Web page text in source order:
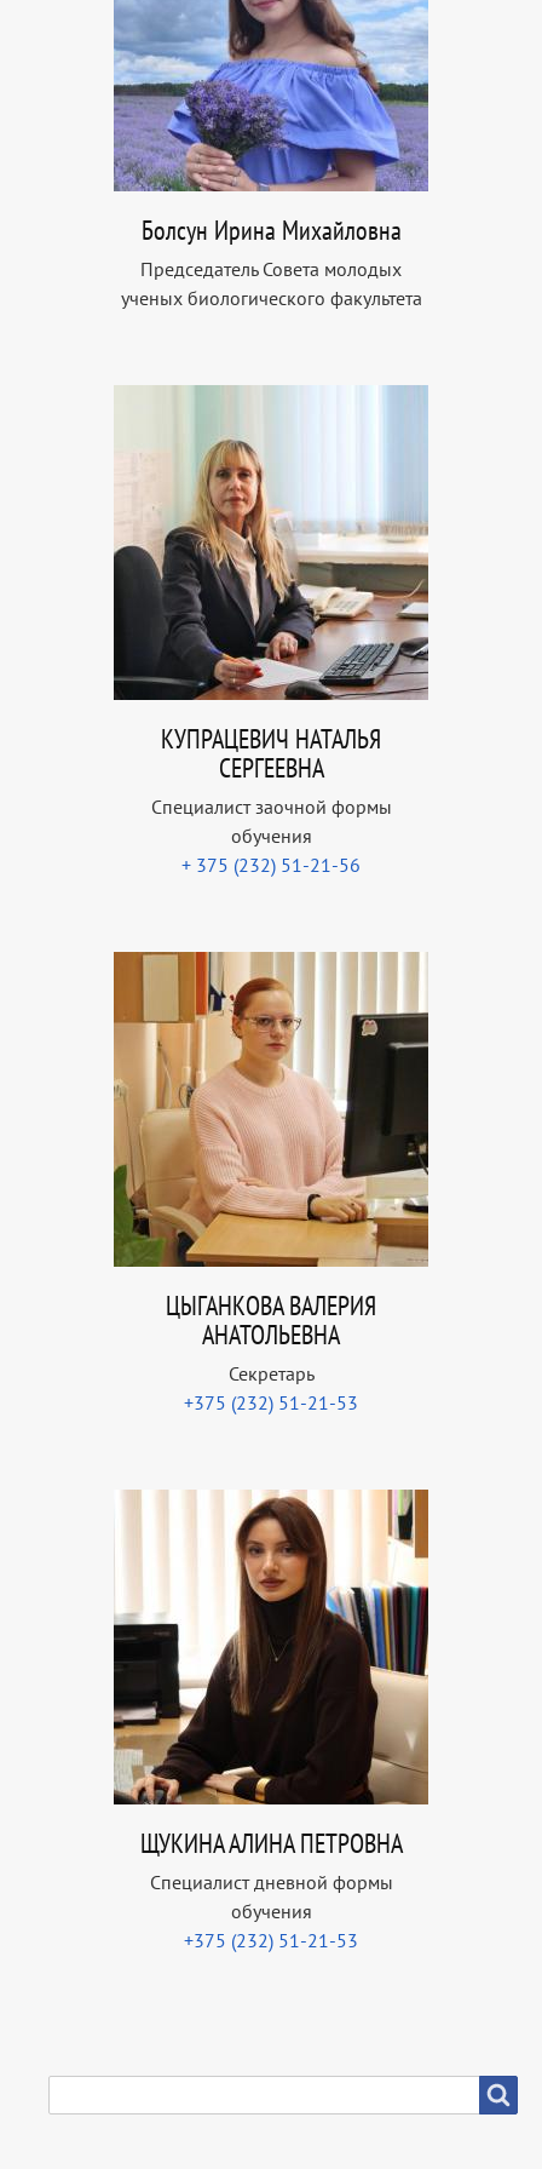
Болсун Ирина Михайловна
Председатель Совета молодых
ученых биологического факультета
КУПРАЦЕВИЧ НАТАЛЬЯ
СЕРГЕЕВНА
Специалист заочной формы
обучения
+ 375 (232) 51-21-56
ЦЫГАНКОВА ВАЛЕРИЯ
АНАТОЛЬЕВНА
Секретарь
+375 (232) 51-21-53
ЩУКИНА АЛИНА ПЕТРОВНА
Специалист дневной формы
обучения
+375 (232) 51-21-53